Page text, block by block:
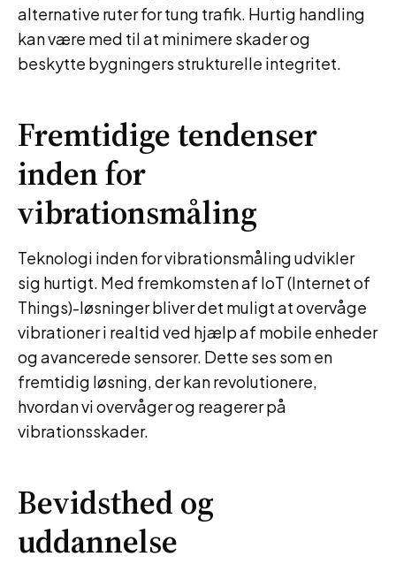
alternative ruter for tung trafik. Hurtig handling
kan være med til at minimere skader og
beskytte bygningers strukturelle integritet.
Fremtidige tendenser
inden for
vibrationsmåling
Teknologi inden for vibrationsmåling udvikler
sig hurtigt. Med fremkomsten af IoT (Internet of
Things)-løsninger bliver det muligt at overvåge
vibrationer i realtid ved hjælp af mobile enheder
og avancerede sensorer. Dette ses som en
fremtidig løsning, der kan revolutionere,
hvordan vi overvåger og reagerer på
vibrationsskader.
Bevidsthed og
uddannelse